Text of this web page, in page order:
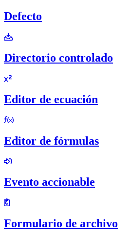
Defecto
Directorio controlado
Editor de ecuación
Editor de fórmulas
Evento accionable
Formulario de archivo